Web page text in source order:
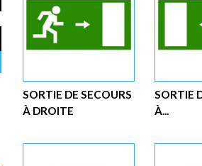
SORTIE DE SECOURS
À DROITE
SORTIE
À...